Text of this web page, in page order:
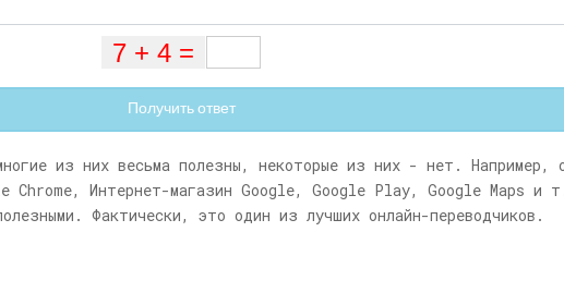
Получить ответ
из них весьма полезны, некоторые из них - нет. Например,
Chrome, Интернет-магазин Google, Google Play, Google Maps
Фактически, это один из лучших онлайн-переводчиков.